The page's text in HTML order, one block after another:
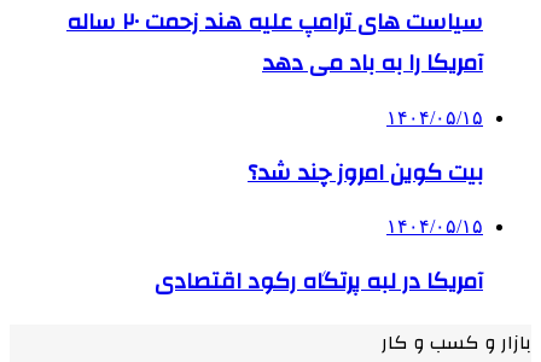
سیاست های ترامپ علیه هند زحمت ۲۰ ساله
آمریکا را به باد می دهد
۱۴۰۴/۰۵/۱۵
بیت کوین امروز چند شد؟
۱۴۰۴/۰۵/۱۵
آمریکا در لبه پرتگاه رکود اقتصادی
بازار و کسب و کار